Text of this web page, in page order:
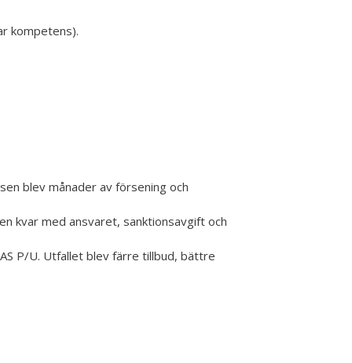
kompetens).
blev månader av försening och
kvar med ansvaret, sanktionsavgift och
P/U. Utfallet blev färre tillbud, bättre